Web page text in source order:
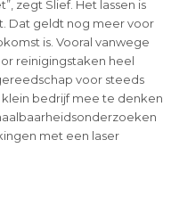
zegt Slief. Het lassen is
Dat geldt nog meer voor
is. Vooral vanwege
reinigingstaken heel
voor steeds
klein bedrijf mee te denken
met een laser